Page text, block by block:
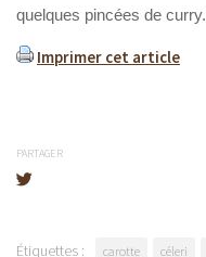
quelques pincées de curry.
Imprimer cet article
PARTAGER
Étiquettes : carotte céleri